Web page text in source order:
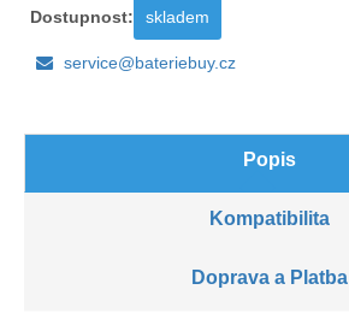
Dostupnost: skladem
service@bateriebuy.cz
Popis
Kompatibilita
Doprava a Platba